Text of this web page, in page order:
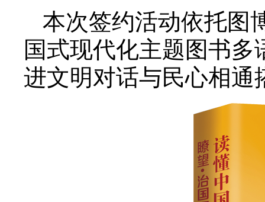
本次签约活动依托图
国式现代化主题图书
进文明对话与民心相通